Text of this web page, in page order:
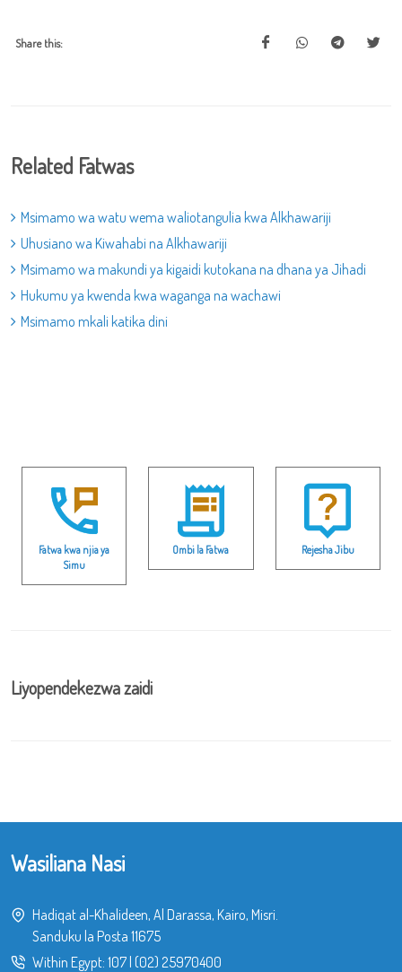
Share this:
Related Fatwas
Msimamo wa watu wema waliotangulia kwa Alkhawariji
Uhusiano wa Kiwahabi na Alkhawariji
Msimamo wa makundi ya kigaidi kutokana na dhana ya Jihadi
Hukumu ya kwenda kwa waganga na wachawi
Msimamo mkali katika dini
Fatwa kwa njia ya
Simu
Ombi la Fatwa Rejesha Jibu
Liyopendekezwa zaidi
Wasiliana Nasi
Hadiqat al-Khalideen, Al Darassa, Kairo, Misri.
Sanduku la Posta 11675
Within Egypt: 107| (02) 25970400